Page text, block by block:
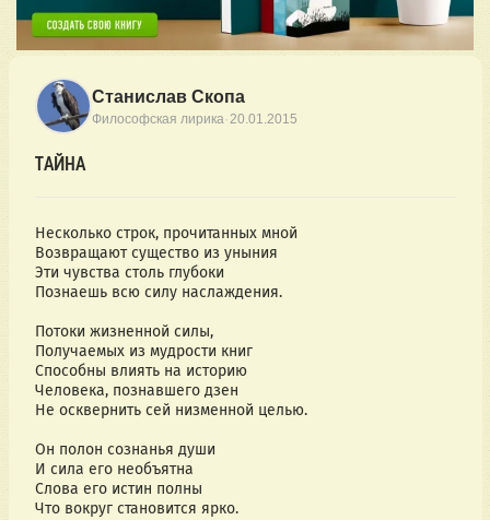
Станислав Скопа
Философская лирика·20.01.2015
ТАЙНА
Несколько строк, прочитанных мной
Возвращают существо из уныния
Эти чувства столь глубоки
Познаешь всю силу наслаждения.
Потоки жизненной силы,
Получаемых из мудрости книг
Способны влиять на историю
Человека, познавшего дзен
Не осквернить сей низменной целью.
Он полон сознанья души
И сила его необъятна
Слова его истин полны
Что вокруг становится ярко.